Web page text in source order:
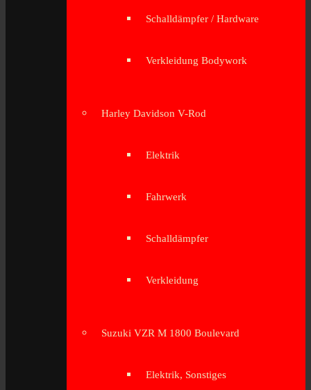
Schalldämpfer / Hardware
Verkleidung Bodywork
Harley Davidson V-Rod
Elektrik
Fahrwerk
Schalldämpfer
Verkleidung
Suzuki VZR M 1800 Boulevard
Elektrik, Sonstiges